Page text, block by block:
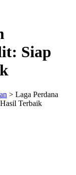
Siap
> Laga Perdana
Terbaik